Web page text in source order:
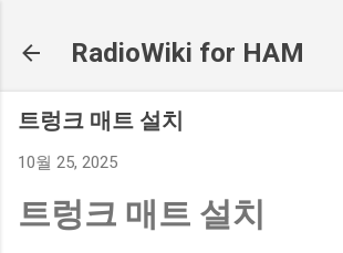
RadioWiki for HAM
트렁크 매트 설치
10월 25, 2025
트렁크 매트 설치